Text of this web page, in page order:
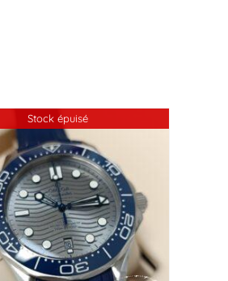
Stock épuisé